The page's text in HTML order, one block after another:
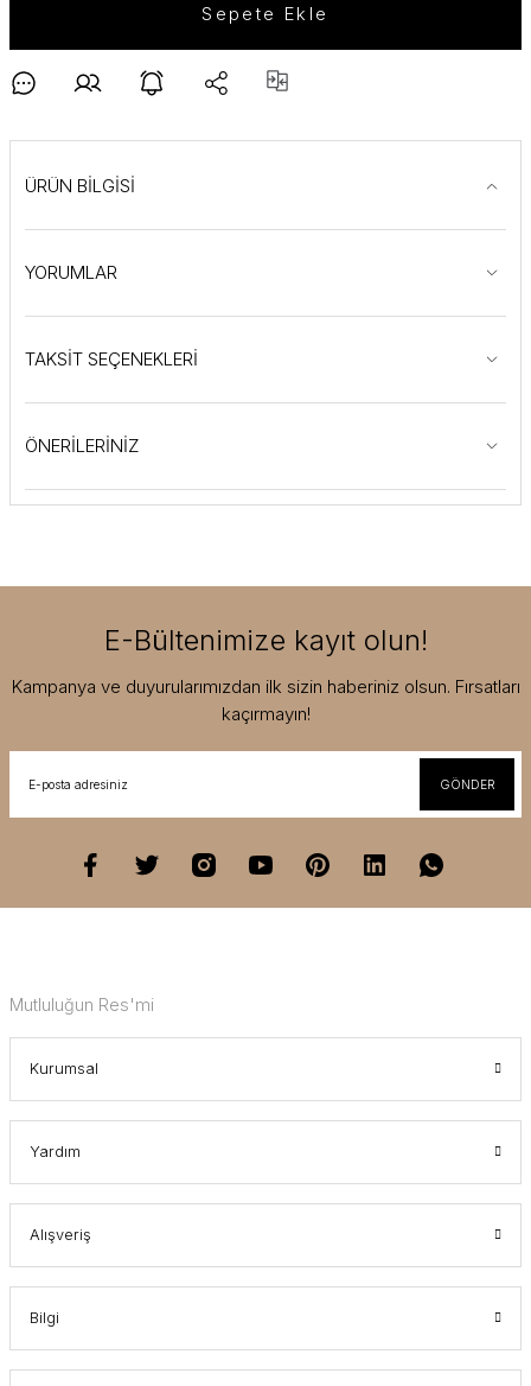
Sepete Ekle
ÜRÜN BİLGİSİ
YORUMLAR
TAKSİT SEÇENEKLERİ
ÖNERİLERİNİZ
E-Bültenimize kayıt olun!
Kampanya ve duyurularımızdan ilk sizin haberiniz olsun. Fırsatları
kaçırmayın!
GÖNDER
Mutluluğun Res'mi
Kurumsal
Yardım
Alışveriş
Bilgi